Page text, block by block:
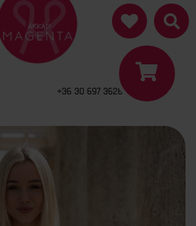
+36 30 697 3626